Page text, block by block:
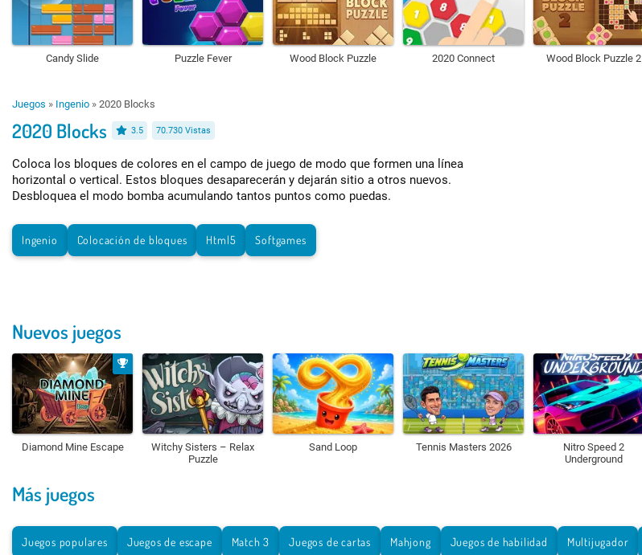
Candy Slide Puzzle Fever Wood Block Puzzle 2020 Connect Wood Block Puzzle 2
Juegos » Ingenio » 2020 Blocks
2020 Blocks 3.5 70.730 Vistas
Coloca los bloques de colores en el campo de juego de modo que formen una línea
horizontal o vertical. Estos bloques desaparecerán y dejarán sitio a otros nuevos.
Desbloquea el modo bomba acumulando tantos puntos como puedas.
Ingenio Colocación de bloques Html5 Softgames
Nuevos juegos
Diamond Mine Escape
Witchy Sisters – Relax
Puzzle
Sand Loop Tennis Masters 2026
Nitro Speed 2
Underground
Más juegos
Juegos populares Juegos de escape Match 3 Juegos de cartas Mahjong Juegos de habilidad Multijugador